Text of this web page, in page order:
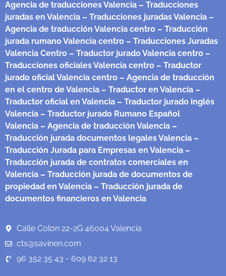
Agencia de traducciones Valencia – Traducciones
juradas en Valencia – Traducciones juradas Valencia –
Agencia de traducción Valencia centro – Traducción
jurada rumano Valencia centro – Traducciones Juradas
Valencia Centro – Traductor jurado Valencia centro –
Traducciones oficiales Valencia centro – Traductor
jurado oficial Valencia centro – Agencia de traducción
en el centro de Valencia – Traductor en Valencia –
Traductor oficial en Valencia – Traductor jurado inglés
Valencia – Traductor jurado Rumano Español
Valencia – Agencia de traducción Valencia –
Traducción jurada documentos legales Valencia –
Traducción Jurada para Empresas en Valencia –
Traducción jurada de contratos comerciales en
Valencia – Traducción jurada de documentos de
propiedad en Valencia – Traducción jurada de
documentos financieros en Valencia
Calle Colon 22-2G 46004 Valencia
cts@savinen.com
96 352 35 43 - 609 62 32 13